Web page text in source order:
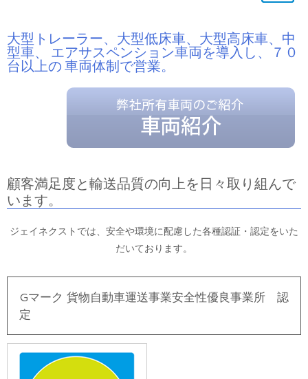
大型トレーラー、大型低床車、大型高床車、中
型車、 エアサスペンション車両を導入し、７０
台以上の 車両体制で営業。
顧客満足度と輸送品質の向上を日々取り組んで
います。
ジェイネクストでは、安全や環境に配慮した各種認証・認定をいた
だいております。
Gマーク 貨物自動車運送事業安全性優良事業所 認
定